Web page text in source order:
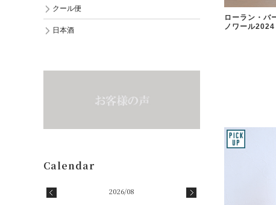
ローラン・バ
ノワール2024
クール便
日本酒
2026/08